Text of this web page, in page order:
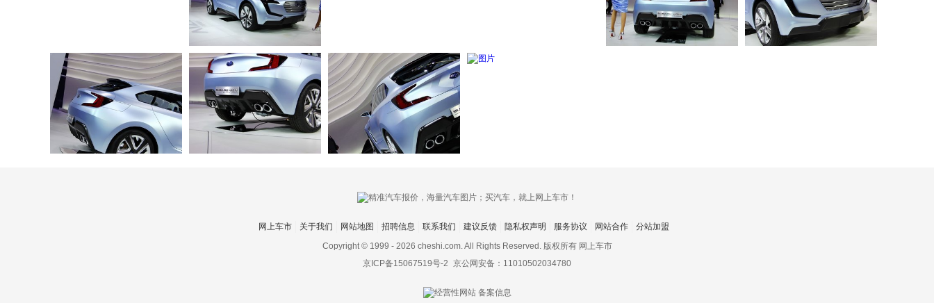
网上车市 关于我们 网站地图 招聘信息 联系我们 建议反馈 隐私权声明 服务协议 网站合作
分站加盟
Copyright © 1999 - 2026 cheshi.com. All Rights Reserved. 版权所有 网上车市
京ICP备15067519号-2 京公网安备：11010502034780